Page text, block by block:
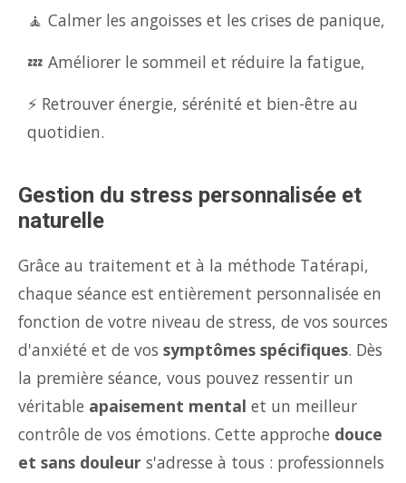
🧘 Calmer les angoisses et les crises de panique,
💤 Améliorer le sommeil et réduire la fatigue,
⚡ Retrouver énergie, sérénité et bien-être au
quotidien.
Gestion du stress personnalisée et
naturelle
Grâce au traitement et à la méthode Tatérapi,
chaque séance est entièrement personnalisée en
fonction de votre niveau de stress, de vos sources
d'anxiété et de vos symptômes spécifiques. Dès
la première séance, vous pouvez ressentir un
véritable apaisement mental et un meilleur
contrôle de vos émotions. Cette approche douce
et sans douleur s'adresse à tous : professionnels